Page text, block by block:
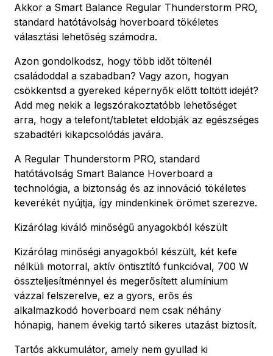
Akkor a Smart Balance Regular Thunderstorm PRO,
standard hatótávolság hoverboard tökéletes
választási lehetőség számodra.
Azon gondolkodsz, hogy több időt töltenél
családoddal a szabadban? Vagy azon, hogyan
csökkentsd a gyereked képernyők előtt töltött idejét?
Add meg nekik a legszórakoztatóbb lehetőséget
arra, hogy a telefont/tabletet eldobják az egészséges
szabadtéri kikapcsolódás javára.
A Regular Thunderstorm PRO, standard
hatótávolság Smart Balance Hoverboard a
technológia, a biztonság és az innováció tökéletes
keverékét nyújtja, így mindenkinek örömet szerezve.
Kizárólag kiváló minőségű anyagokból készült
Kizárólag minőségi anyagokból készült, két kefe
nélküli motorral, aktív öntisztító funkcióval, 700 W
összteljesítménnyel és megerősített alumínium
vázzal felszerelve, ez a gyors, erős és
alkalmazkodó hoverboard nem csak néhány
hónapig, hanem évekig tartó sikeres utazást biztosít.
Tartós akkumulátor, amely nem gyullad ki